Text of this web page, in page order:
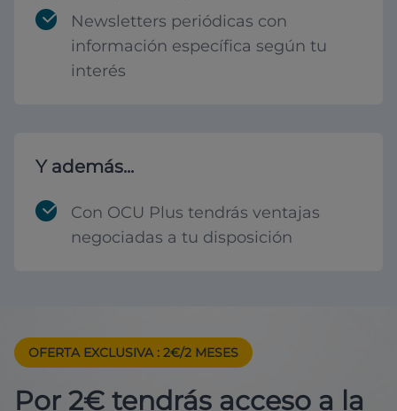
Newsletters periódicas con
información específica según tu
interés
Y además...
Con OCU Plus tendrás ventajas
negociadas a tu disposición
OFERTA EXCLUSIVA : 2€/2 MESES
Por 2€ tendrás acceso a la